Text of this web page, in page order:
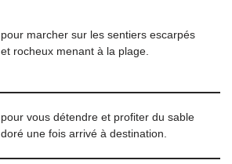
pour marcher sur les sentiers escarpés
et rocheux menant à la plage.
pour vous détendre et profiter du sable
doré une fois arrivé à destination.